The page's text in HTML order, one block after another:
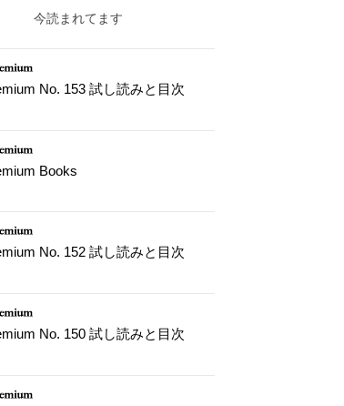
今読まれてます
No. 153 試し読みと目次
Books
No. 152 試し読みと目次
No. 150 試し読みと目次